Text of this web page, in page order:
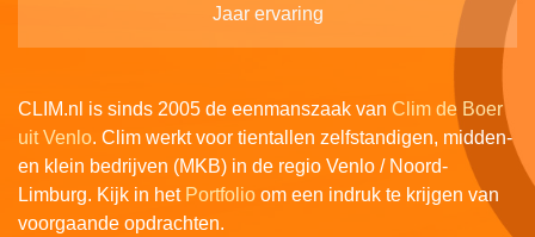
Jaar ervaring
CLIM.nl is sinds 2005 de eenmanszaak van Clim de Boer
uit Venlo. Clim werkt voor tientallen zelfstandigen, midden-
en klein bedrijven (MKB) in de regio Venlo / Noord-
Limburg. Kijk in het Portfolio om een indruk te krijgen van
voorgaande opdrachten.